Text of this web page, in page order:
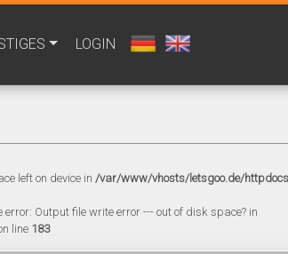
LOGIN
left on device in /var/www/vhosts/letsgoo.de/
Output file write error --- out of disk space? in
line 183